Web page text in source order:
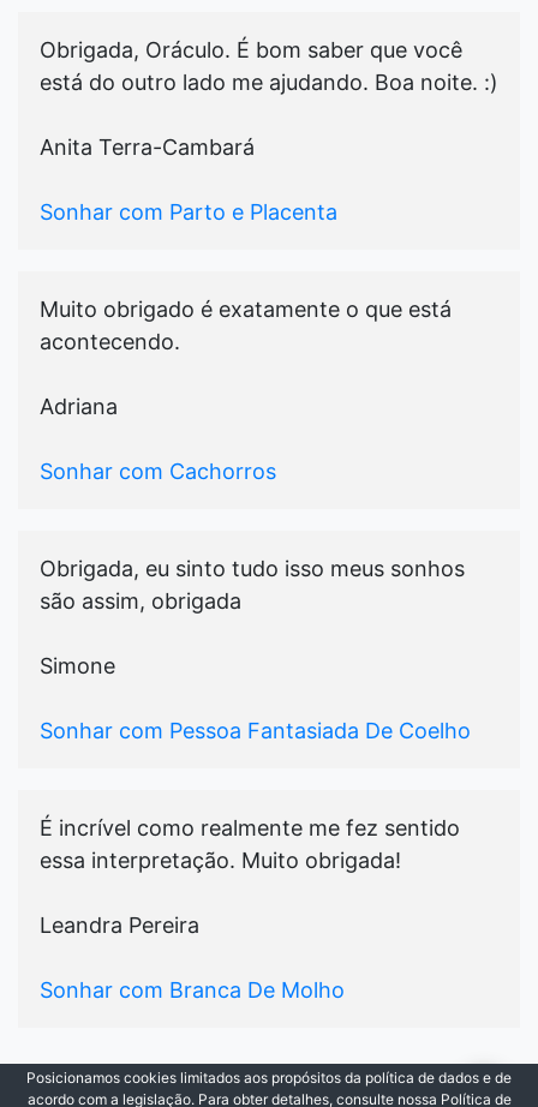
Obrigada, Oráculo. É bom saber que você
está do outro lado me ajudando. Boa noite. :)
Anita Terra-Cambará
Sonhar com Parto e Placenta
Muito obrigado é exatamente o que está
acontecendo.
Adriana
Sonhar com Cachorros
Obrigada, eu sinto tudo isso meus sonhos
são assim, obrigada
Simone
Sonhar com Pessoa Fantasiada De Coelho
É incrível como realmente me fez sentido
essa interpretação. Muito obrigada!
Leandra Pereira
Sonhar com Branca De Molho
© 2021-2026Cada Sonho|Todos os Direitos
Posicionamos cookies limitados aos propósitos da política de dados e de
acordo com a legislação. Para obter detalhes, consulte nossa Política de